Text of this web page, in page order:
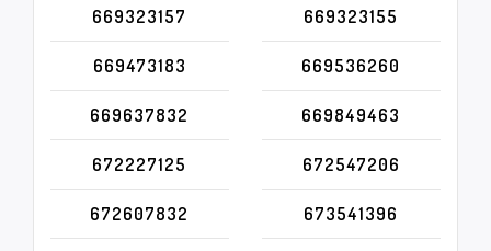
669323157 669323155
669473183 669536260
669637832 669849463
672227125 672547206
672607832 673541396